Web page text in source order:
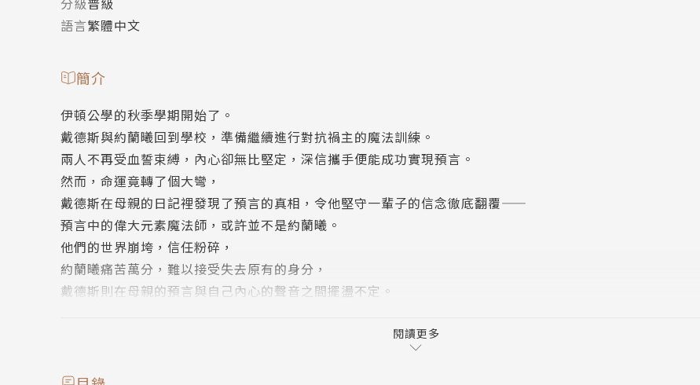
語言繁體中文
簡介
伊頓公學的秋季學期開始了。
戴德斯與約蘭曦回到學校，準備繼續進行對抗禍主的魔法訓練。
兩人不再受血誓束縛，內心卻無比堅定，深信攜手便能成功實現預言。
然而，命運竟轉了個大彎，
戴德斯在母親的日記裡發現了預言的真相，令他堅守一輩子的信念徹底翻覆——
預言中的偉大元素魔法師，或許並不是約蘭曦。
他們的世界崩垮，信任粉碎，
約蘭曦痛苦萬分，難以接受失去原有的身分，
戴德斯則在母親的預言與自己內心的聲音之間擺盪不定。
《預言之海》是為元素三部曲的第二集，以維多利亞時代的英國為背景，命運互相羈絆的少年少女為主角，講
謀、偽裝與戰鬥的魔法冒險故事，是一部精彩刺激又讓人難忘的奇幻小說。
閱讀更多